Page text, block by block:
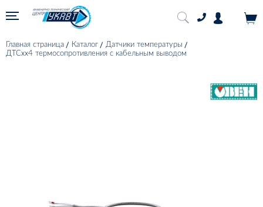
Главная страница Каталог
Датчики температуры
ДТСхх4 термосопротивления с кабельным выводом